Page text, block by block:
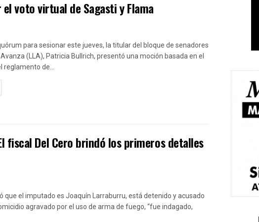
voto virtual de Sagasti y Flama
para sesionar este jueves, la titular del bloque de senadores
(LLA), Patricia Bullrich, presentó una moción basada en el
de...
fiscal Del Cero brindó los primeros detalles
que el imputado es Joaquín Larraburru, está detenido y acusado
agravado por el uso de arma de fuego, “fue indagado,